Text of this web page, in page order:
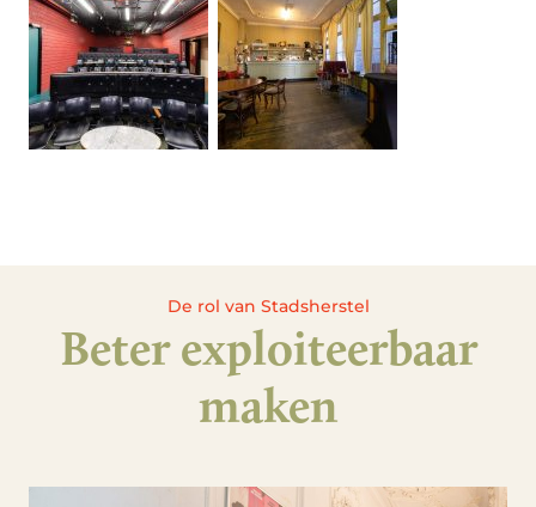
De rol van Stadsherstel
Beter exploiteerbaar
maken